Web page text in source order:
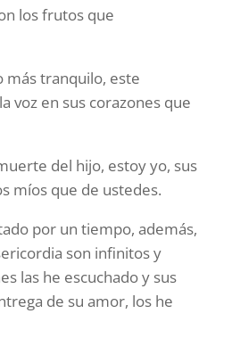
los frutos que
tranquilo, este
voz en sus corazones que
del hijo, estoy yo, sus
míos que de ustedes.
por un tiempo, además,
son infinitos y
las he escuchado y sus
de su amor, los he